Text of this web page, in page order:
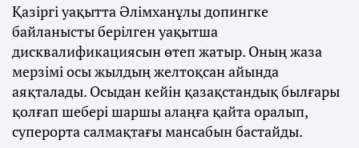
Қазіргі уақытта Әлімханұлы допингке
байланысты берілген уақытша
дисквалификациясын өтеп жатыр. Оның жаза
мерзімі осы жылдың желтоқсан айында
аяқталады. Осыдан кейін қазақстандық былғары
қолғап шебері шаршы алаңға қайта оралып,
суперорта салмақтағы мансабын бастайды.